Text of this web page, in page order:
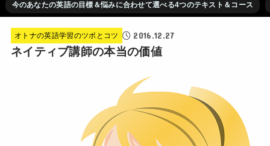
今のあなたの英語の目標＆悩みに合わせて選べる4つのテキスト＆コース
オトナの英語学習のツボとコツ 2016.12.27
ネイティブ講師の本当の価値